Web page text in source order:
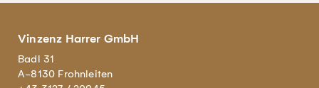
Vinzenz Harrer GmbH
Badl 31
A-8130 Frohnleiten